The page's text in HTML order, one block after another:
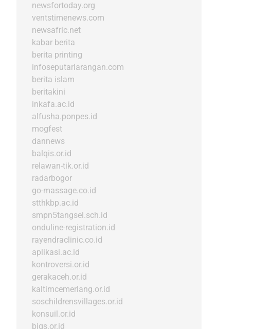
newsfortoday.org
ventstimenews.com
newsafric.net
kabar berita
berita printing
infoseputarlarangan.com
berita islam
beritakini
inkafa.ac.id
alfusha.ponpes.id
mogfest
dannews
balqis.or.id
relawan-tik.or.id
radarbogor
go-massage.co.id
stthkbp.ac.id
smpn5tangsel.sch.id
onduline-registration.id
rayendraclinic.co.id
aplikasi.ac.id
kontroversi.or.id
gerakaceh.or.id
kaltimcemerlang.or.id
soschildrensvillages.or.id
konsuil.or.id
bigs.or.id